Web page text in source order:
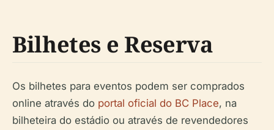
Bilhetes e Reserva
Os bilhetes para eventos podem ser comprados
online através do portal oficial do BC Place, na
bilheteira do estádio ou através de revendedores